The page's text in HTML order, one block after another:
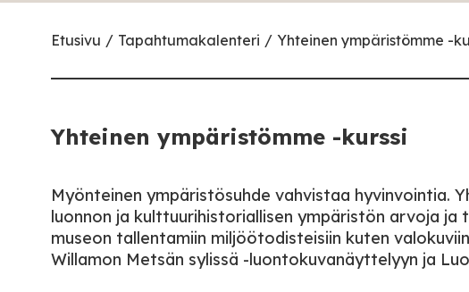
Etusivu Tapahtumakalenteri Yhteinen ympäristömme -
Yhteinen ympäristömme -kurssi
Myönteinen ympäristösuhde vahvistaa hyvinvointia.
luonnon ja kulttuurihistoriallisen ympäristön arvoja
museon tallentamiin miljöötodisteisiin kuten
Willamon Metsän sylissä -luontokuvanäyttelyyn ja